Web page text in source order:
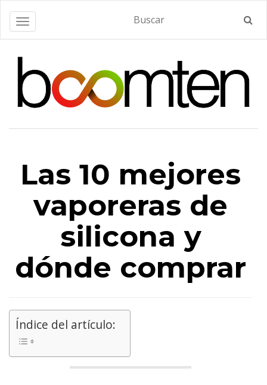
Alternar navegación
Las 10 mejores
vaporeras de
silicona y
dónde comprar
Índice del artículo: